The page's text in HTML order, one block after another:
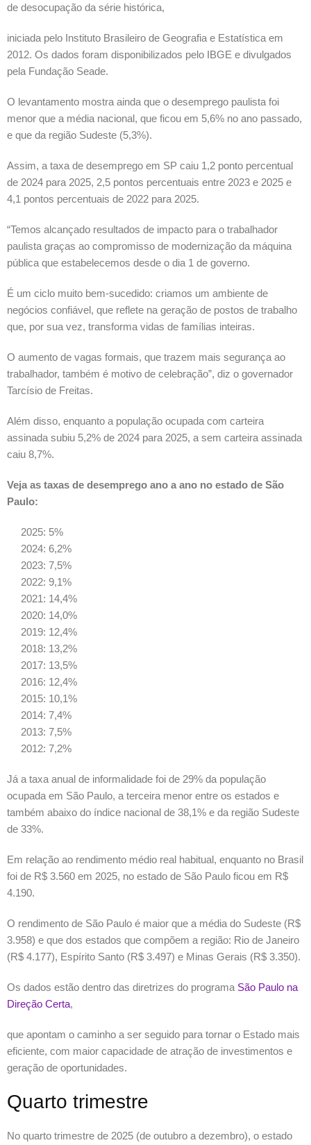
de desocupação da série histórica,
iniciada pelo Instituto Brasileiro de Geografia e Estatística em
2012. Os dados foram disponibilizados pelo IBGE e divulgados
pela Fundação Seade.
O levantamento mostra ainda que o desemprego paulista foi
menor que a média nacional, que ficou em 5,6% no ano passado,
e que da região Sudeste (5,3%).
Assim, a taxa de desemprego em SP caiu 1,2 ponto percentual
de 2024 para 2025, 2,5 pontos percentuais entre 2023 e 2025 e
4,1 pontos percentuais de 2022 para 2025.
“Temos alcançado resultados de impacto para o trabalhador
paulista graças ao compromisso de modernização da máquina
pública que estabelecemos desde o dia 1 de governo.
É um ciclo muito bem-sucedido: criamos um ambiente de
negócios confiável, que reflete na geração de postos de trabalho
que, por sua vez, transforma vidas de famílias inteiras.
O aumento de vagas formais, que trazem mais segurança ao
trabalhador, também é motivo de celebração”, diz o governador
Tarcísio de Freitas.
Além disso, enquanto a população ocupada com carteira
assinada subiu 5,2% de 2024 para 2025, a sem carteira assinada
caiu 8,7%.
Veja as taxas de desemprego ano a ano no estado de São
Paulo:
2025: 5%
2024: 6,2%
2023: 7,5%
2022: 9,1%
2021: 14,4%
2020: 14,0%
2019: 12,4%
2018: 13,2%
2017: 13,5%
2016: 12,4%
2015: 10,1%
2014: 7,4%
2013: 7,5%
2012: 7,2%
Já a taxa anual de informalidade foi de 29% da população
ocupada em São Paulo, a terceira menor entre os estados e
também abaixo do índice nacional de 38,1% e da região Sudeste
de 33%.
Em relação ao rendimento médio real habitual, enquanto no Brasil
foi de R$ 3.560 em 2025, no estado de São Paulo ficou em R$
4.190.
O rendimento de São Paulo é maior que a média do Sudeste (R$
3.958) e que dos estados que compõem a região: Rio de Janeiro
(R$ 4.177), Espírito Santo (R$ 3.497) e Minas Gerais (R$ 3.350).
Os dados estão dentro das diretrizes do programa São Paulo na
Direção Certa,
que apontam o caminho a ser seguido para tornar o Estado mais
eficiente, com maior capacidade de atração de investimentos e
geração de oportunidades.
Quarto trimestre
No quarto trimestre de 2025 (de outubro a dezembro), o estado